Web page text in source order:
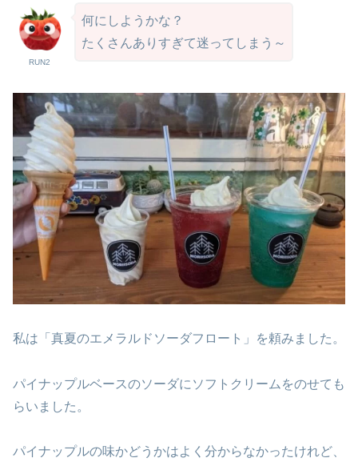
RUN2
何にしようかな？
たくさんありすぎて迷ってしまう～
私は「真夏のエメラルドソーダフロート」を頼みました。
パイナップルベースのソーダにソフトクリームをのせても
らいました。
パイナップルの味かどうかはよく分からなかったけれど、